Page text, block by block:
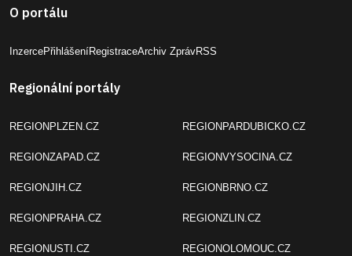
O portálu
InzercePřihlášeníRegistraceArchiv ZprávRSS
Regionální portály
REGIONPLZEN.CZ
REGIONZAPAD.CZ
REGIONJIH.CZ
REGIONPRAHA.CZ
REGIONUSTI.CZ
REGIONPARDUBICKO.CZ
REGIONVYSOCINA.CZ
REGIONBRNO.CZ
REGIONZLIN.CZ
REGIONOLOMOUC.CZ